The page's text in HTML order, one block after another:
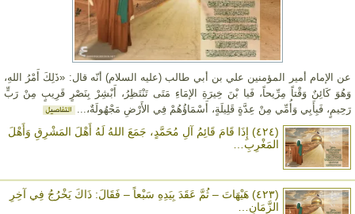
عن الإمام أمير المؤمنين علي بن أبي طالب (عليه السلام) أنّه قال: «ذَلِكَ أَمْرُ اللهِ،
وَهُوَ كَائِنٌ وَقْتاً مِرِّيحاً، فَيا بْنَ خِيرَةِ الإمَاءِ مَتَى تَنْتَظِرُ، أَبْشِرْ بِنَصْرٍ قَرِيبٍ مِنْ رَبٍّ
رَحِيمٍ، فَبِأَبِي وَأُمِّي مِنْ عِدَّةٍ قَلِيلَةٍ، أَسْمَاؤُهُمْ فِي الأَرْضِ مَجْهُولَةٌ،...
(٤٢٤) إِذَا قَامَ قَائِمُ آلِ مُحَمَّدٍ، جَمَعَ اللهُ لَهُ أَهْلَ المَشْرِقِ وَأَهْلَ
المَغْرِبِ…
(٤٢٣) هَيْهَاتَ – ثُمَّ عَقَدَ بِيَدِهِ سَبْعاً – فَقَالَ: ذَاكَ يَخْرُجُ فِي آخِرِ
الزَّمَانِ…